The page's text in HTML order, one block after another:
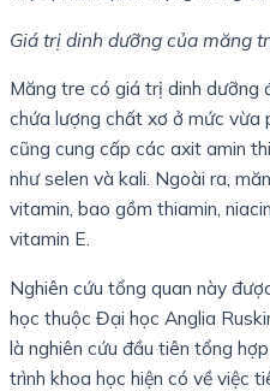
Giá trị dinh dưỡng của măng
Măng tre có giá trị dinh dưỡng
chứa lượng chất xơ ở mức vừa
cũng cung cấp các axit amin
như selen và kali. Ngoài ra,
vitamin, bao gồm thiamin,
vitamin E.
Nghiên cứu tổng quan này
học thuộc Đại học Anglia
là nghiên cứu đầu tiên tổng
trình khoa học hiện có về việc